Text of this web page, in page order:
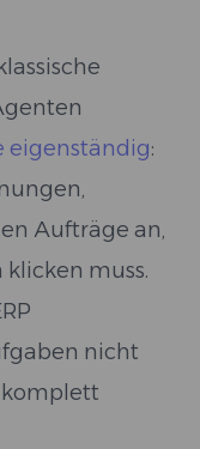
eigenständig:
Aufträge an,
muss.
nicht